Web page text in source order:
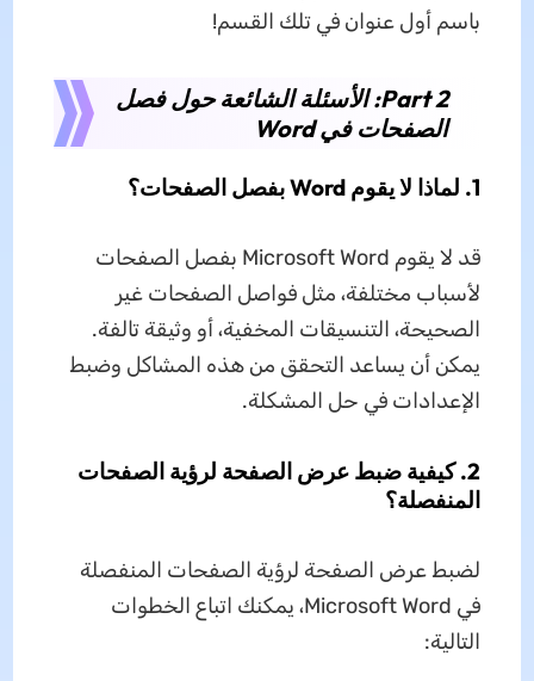
باسم أول عنوان في تلك القسم!
Part 2: الأسئلة الشائعة حول فصل
الصفحات في Word
1. لماذا لا يقوم Word بفصل الصفحات؟
قد لا يقوم Microsoft Word بفصل الصفحات
لأسباب مختلفة، مثل فواصل الصفحات غير
الصحيحة، التنسيقات المخفية، أو وثيقة تالفة.
يمكن أن يساعد التحقق من هذه المشاكل وضبط
الإعدادات في حل المشكلة.
2. كيفية ضبط عرض الصفحة لرؤية الصفحات
المنفصلة؟
لضبط عرض الصفحة لرؤية الصفحات المنفصلة
في Microsoft Word، يمكنك اتباع الخطوات
التالية: